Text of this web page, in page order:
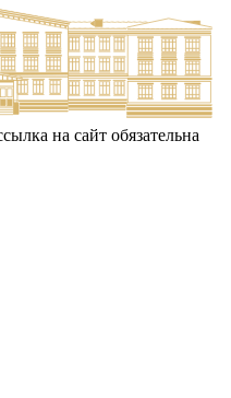
на сайт обязательна